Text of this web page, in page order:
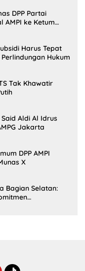
DPP Partai
AMPI ke Ketum
Harus Tepat
Hukum
Tak Khawatir
Aldi Al Idrus
Jakarta
DPP AMPI
X
Bagian Selatan: